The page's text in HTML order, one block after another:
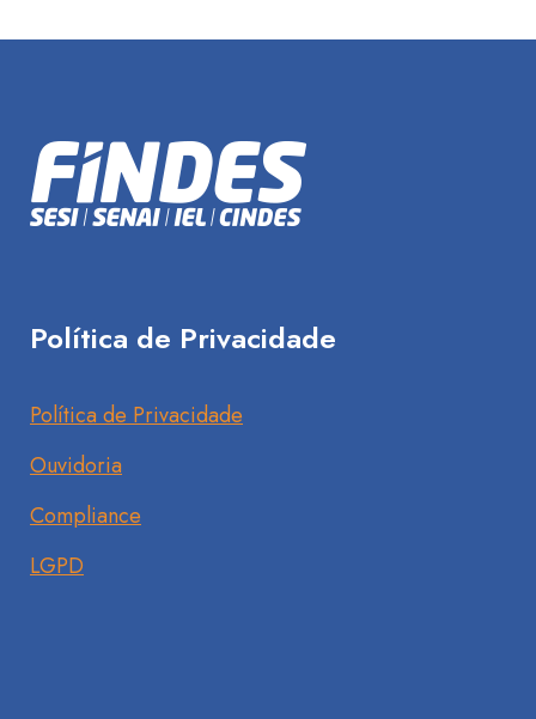
Política de Privacidade
Política de Privacidade
Ouvidoria
Compliance
LGPD